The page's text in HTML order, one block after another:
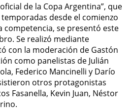
de la Copa Argentina”, que
desde el comienzo
competencia, se presentó este
Se realizó mediante
con la moderación de Gastón
como panelistas de Julián
Federico Mancinelli y Darío
otros protagonistas
Fasanella, Kevin Juan, Néstor